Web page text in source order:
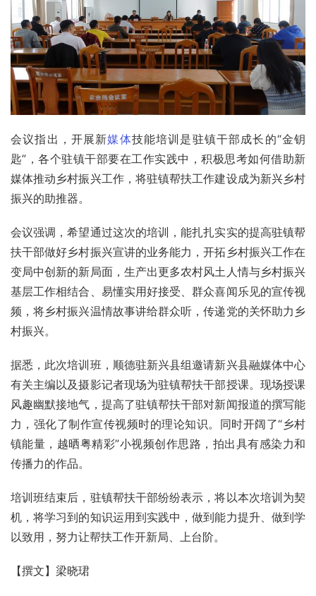
会议指出，开展新媒体技能培训是驻镇干部成长的“金钥
匙”，各个驻镇干部要在工作实践中，积极思考如何借助新
媒体推动乡村振兴工作，将驻镇帮扶工作建设成为新兴乡村
振兴的助推器。
会议强调，希望通过这次的培训，能扎扎实实的提高驻镇帮
扶干部做好乡村振兴宣讲的业务能力，开拓乡村振兴工作在
变局中创新的新局面，生产出更多农村风土人情与乡村振兴
基层工作相结合、易懂实用好接受、群众喜闻乐见的宣传视
频，将乡村振兴温情故事讲给群众听，传递党的关怀助力乡
村振兴。
据悉，此次培训班，顺德驻新兴县组邀请新兴县融媒体中心
有关主编以及摄影记者现场为驻镇帮扶干部授课。现场授课
风趣幽默接地气，提高了驻镇帮扶干部对新闻报道的撰写能
力，强化了制作宣传视频时的理论知识。同时开阔了“乡村
镇能量，越晒粤精彩”小视频创作思路，拍出具有感染力和
传播力的作品。
培训班结束后，驻镇帮扶干部纷纷表示，将以本次培训为契
机，将学习到的知识运用到实践中，做到能力提升、做到学
以致用，努力让帮扶工作开新局、上台阶。
【撰文】梁晓珺